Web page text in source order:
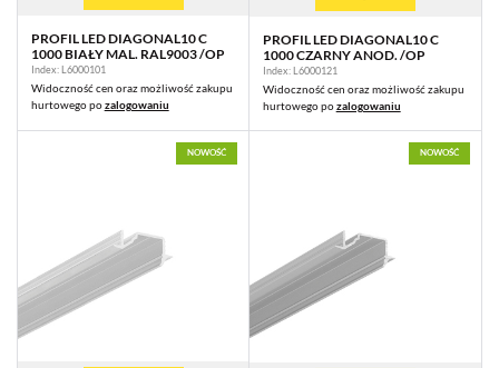
PROFIL LED DIAGONAL10 C
1000 BIAŁY MAL. RAL9003 /OP
Index: L6000101
Widoczność cen oraz możliwość zakupu
hurtowego pozalogowaniu
PROFIL LED DIAGONAL10 C
1000 CZARNY ANOD. /OP
Index: L6000121
Widoczność cen oraz możliwość zakupu
hurtowego pozalogowaniu
NOWOŚĆ NOWOŚĆ